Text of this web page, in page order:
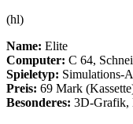
(hl)
Name: Elite
Computer: C 64,
Spieletyp: Simulations-
Preis: 69 Mark
Besonderes: 3D-Grafik,